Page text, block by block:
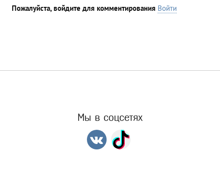
Пожалуйста, войдите для комментирования Войти
Мы в соцсетях